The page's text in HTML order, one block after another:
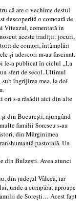
că are o vechime destul
descoperită o comoară de
Viteazul, comentată în
aceste tradiţii: jocuri,
de comori, întâmplări
şi adeseori m-au fascinat.
le-a publicat în ciclul ,,La
sfert de secol. Ultimul
sub îngrijirea mea, la doi
s-a răsădit aici din alte
din Bucureşti, ajungând
familii Sorescu s-au
din Mărginimea
pastorală. Un
din Bulzeşti. Avea atunci
din judeţul Vâlcea, iar
unde a cumpărat aproape
de Soreşti… Acest fapt